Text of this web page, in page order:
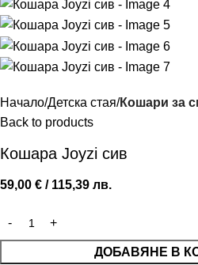
Начало Детска стая Кошари за
Back to products
Кошара Joyzi сив
59,00 € / 115,39 лв.
ДОБАВЯНЕ В